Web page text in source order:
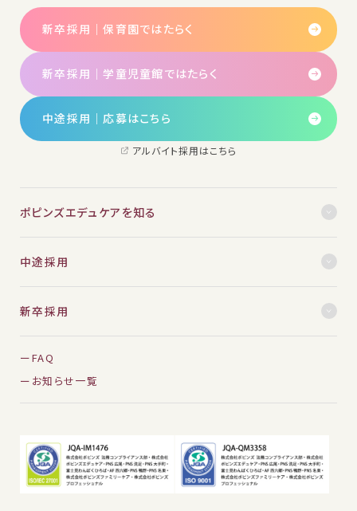
新卒採用｜保育園ではたらく
新卒採用｜学童児童館ではたらく
中途採用│応募はこちら
アルバイト採用はこちら
ポピンズエデュケアを知る
中途採用
新卒採用
FAQ
お知らせ一覧